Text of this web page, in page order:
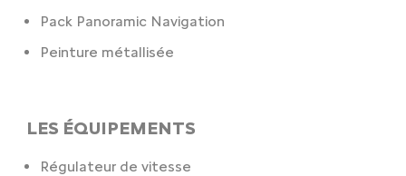
Pack Panoramic Navigation
Peinture métallisée
LES ÉQUIPEMENTS
Régulateur de vitesse